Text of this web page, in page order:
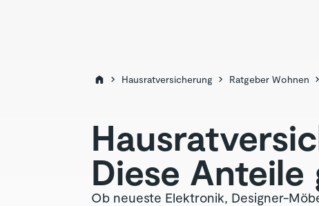
Hausratversicherung Ratgeber Wohnen
Diese
Ob neueste Elektronik, Designer-